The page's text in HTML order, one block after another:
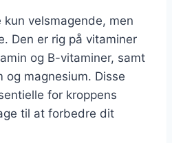
velsmagende, men
Den er rig på vitaminer
og B-vitaminer, samt
og magnesium. Disse
for kroppens
til at forbedre dit